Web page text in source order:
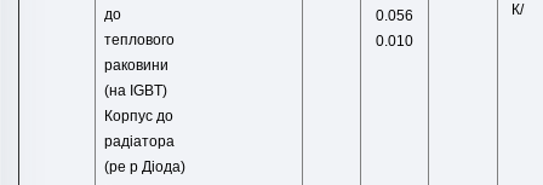
до
теплового
раковини
(на IGBT)
Корпус до
радіатора
(peр Діода)
0.056
0.010
К/В